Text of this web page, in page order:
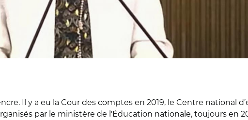
Il y a eu la Cour des comptes en 2019, le Centre national
par le ministère de l'Éducation nationale, toujours en